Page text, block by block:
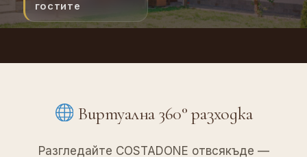
гостите
Виртуална 360° разходка
Разгледайте COSTADONE отвсякъде —